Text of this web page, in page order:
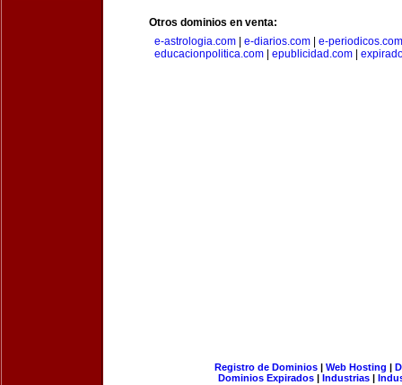
Otros dominios en venta:
e-astrologia.com
e-diarios.com
e-periodicos.com
educacionpolitica.com
epublicidad.com
Registro de Dominios| Web Hosting |
Dominios Expirados | Industrias |